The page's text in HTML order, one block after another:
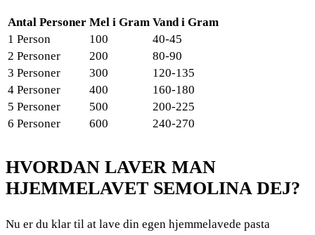
Antal Personer Mel i Gram Vand i Gram
1 Person
100
40-45
2 Personer
200
80-90
3 Personer
300
120-135
4 Personer
400
160-180
5 Personer
500
200-225
6 Personer
600 240-270
HVORDAN LAVER MAN
HJEMMELAVET SEMOLINA DEJ?
Nu er du klar til at lave din egen hjemmelavede pasta